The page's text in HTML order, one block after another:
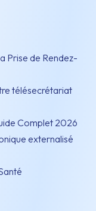
Prise de Rendez-
télésecrétariat
Complet 2026
externalisé